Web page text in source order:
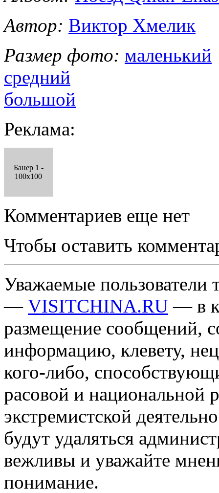
Автор: Виктор Хмелик
Размер фото: маленький
средний
большой
Реклама:
Банер 1 -
100x100
Комментариев еще нет
Чтобы оставить
Уважаемые пользователи
— VISITCHINA.RU — в
размещение сообщений,
информацию, клевету,
кого-либо,
расовой и национальной
экстремистской
будут удаляться
вежливы и уважайте
понимание.